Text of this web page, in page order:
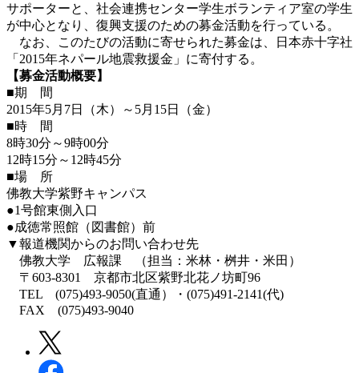
サポーターと、社会連携センター学生ボランティア室の学生
が中心となり、復興支援のための募金活動を行っている。
なお、このたびの活動に寄せられた募金は、日本赤十字社
「2015年ネパール地震救援金」に寄付する。
【募金活動概要】
■期 間
2015年5月7日（木）～5月15日（金）
■時 間
8時30分～9時00分
12時15分～12時45分
■場 所
佛教大学紫野キャンパス
●1号館東側入口
●成徳常照館（図書館）前
▼報道機関からのお問い合わせ先
佛教大学 広報課 （担当：米林・桝井・米田）
〒603-8301 京都市北区紫野北花ノ坊町96
TEL (075)493-9050(直通）・(075)491-2141(代)
FAX (075)493-9040